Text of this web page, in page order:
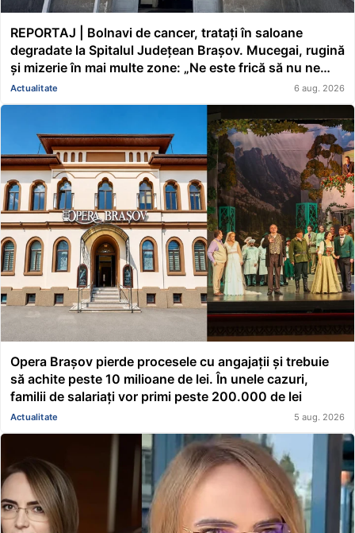
REPORTAJ | Bolnavi de cancer, tratați în saloane
degradate la Spitalul Județean Brașov. Mucegai, rugină
și mizerie în mai multe zone: „Ne este frică să nu ne
cadă tavanul în cap” FOTO/VIDEO
Actualitate 6 aug. 2026
Opera Brașov pierde procesele cu angajații și trebuie
să achite peste 10 milioane de lei. În unele cazuri,
familii de salariați vor primi peste 200.000 de lei
Actualitate 5 aug. 2026